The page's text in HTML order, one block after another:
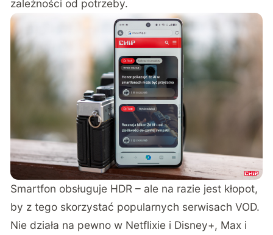
zależności od potrzeby.
Smartfon obsługuje HDR – ale na razie jest kłopot,
by z tego skorzystać popularnych serwisach VOD.
Nie działa na pewno w Netflixie i Disney+, Max i